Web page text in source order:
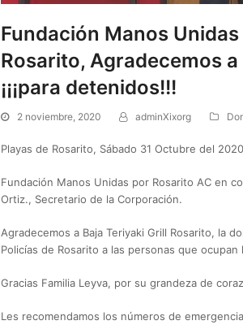
Fundación Manos
Rosarito, Agradecemos
¡¡¡para detenidos!!!
2 noviembre, 2020 adminXixorg
Playas de Rosarito, Sábado 31 Octubre del
Fundación Manos Unidas por Rosarito AC en
Ortiz., Secretario de la Corporación.
Agradecemos a Baja Teriyaki Grill Rosarito, la
Policías de Rosarito a las personas que ocupan
Gracias Familia Leyva, por su grandeza de
Les recomendamos los números de